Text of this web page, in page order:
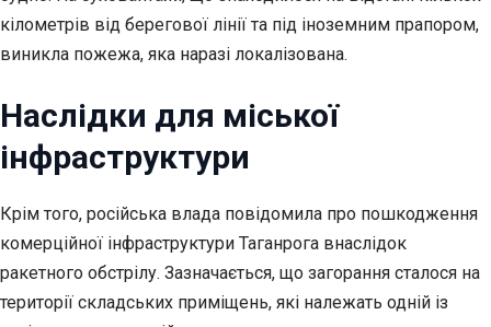
кілометрів від берегової лінії та під іноземним прапором,
виникла пожежа, яка наразі локалізована.
Наслідки для міської
інфраструктури
Крім того, російська влада повідомила про пошкодження
комерційної інфраструктури Таганрога внаслідок
ракетного обстрілу. Зазначається, що загорання сталося на
території складських приміщень, які належать одній із